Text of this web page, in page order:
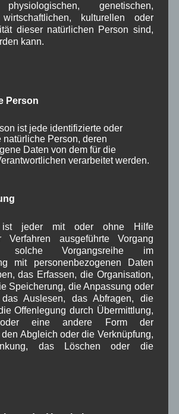
genetischen,
wirtschaftlichen, kulturellen oder
dieser natürlichen Person sind,
kann.
Person
ist jede identifizierte oder
natürliche Person, deren
Daten von dem für die
verarbeitet werden.
ist jeder mit oder ohne Hilfe
Verfahren ausgeführte Vorgang
Vorgangsreihe im
mit personenbezogenen Daten
das Erfassen, die Organisation,
Speicherung, die Anpassung oder
das Auslesen, das Abfragen, die
Offenlegung durch Übermittlung,
oder eine andere Form der
Abgleich oder die Verknüpfung,
das Löschen oder die